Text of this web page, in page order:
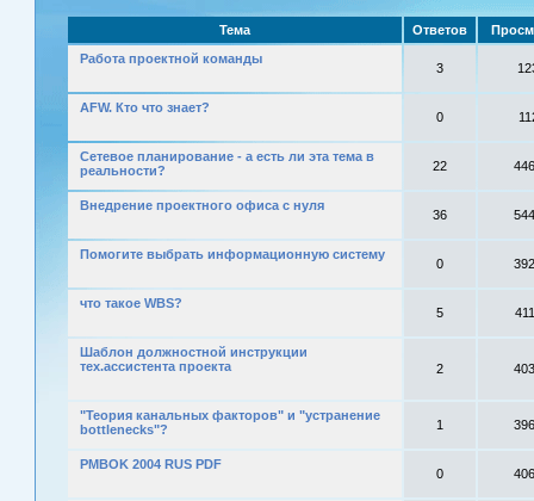
Тема Ответов
Работа проектной команды
3
AFW. Кто что знает?
0
Сетевое планирование - а есть ли эта тема в
реальности?
22
Внедрение проектного офиса с нуля
36
Помогите выбрать информационную систему
0
что такое WBS?
5
Шаблон должностной инструкции
тех.ассистента проекта
2
"Теория канальных факторов" и "устранение
bottlenecks"?
1
PMBOK 2004 RUS PDF
0